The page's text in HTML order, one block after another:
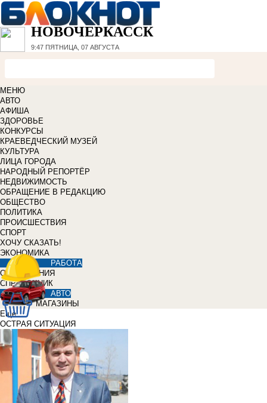
НОВОЧЕРКАССК
9:47 ПЯТНИЦА, 07 АВГУСТА
МЕНЮ
АВТО
АФИША
ЗДОРОВЬЕ
КОНКУРСЫ
КРАЕВЕДЧЕСКИЙ МУЗЕЙ
КУЛЬТУРА
ЛИЦА ГОРОДА
НАРОДНЫЙ РЕПОРТЁР
НЕДВИЖИМОСТЬ
ОБРАЩЕНИЕ В РЕДАКЦИЮ
ОБЩЕСТВО
ПОЛИТИКА
ПРОИСШЕСТВИЯ
СПОРТ
ХОЧУ СКАЗАТЬ!
ЭКОНОМИКА
РАБОТА
ОБЪЯВЛЕНИЯ
СПРАВОЧНИК
АВТО
МАГАЗИНЫ
Еще
ОСТРАЯ СИТУАЦИЯ